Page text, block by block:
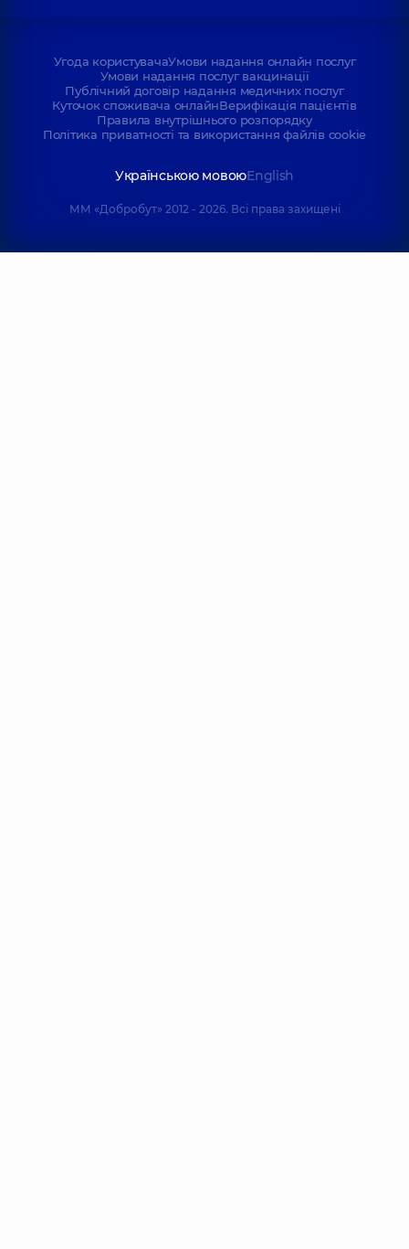
Угода користувачаУмови надання онлайн послуг
Умови надання послуг вакцинації
Публічний договір надання медичних послуг
Куточок споживача онлайнВерифікація пацієнтів
Правила внутрішнього розпорядку
Політика приватності та використання файлів cookie
Українською мовоюEnglish
ММ «Добробут» 2012 - 2026. Всі права захищені